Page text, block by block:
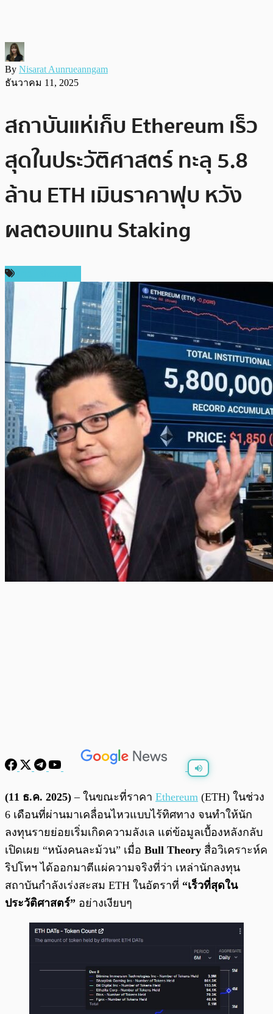
By Nisarat Aunrueanngam
ธันวาคม 11, 2025
สถาบันแห่เก็บ Ethereum เร็ว
สุดในประวัติศาสตร์ ทะลุ 5.8
ล้าน ETH เมินราคาฟุบ หวัง
ผลตอบแทน Staking
0:00
(11 ธ.ค. 2025) – ในขณะที่ราคา Ethereum (ETH) ในช่วง
6 เดือนที่ผ่านมาเคลื่อนไหวแบบไร้ทิศทาง จนทำให้นัก
ลงทุนรายย่อยเริ่มเกิดความลังเล แต่ข้อมูลเบื้องหลังกลับ
เปิดเผย “หนังคนละม้วน” เมื่อ Bull Theory สื่อวิเคราะห์ค
ริปโทฯ ได้ออกมาตีแผ่ความจริงที่ว่า เหล่านักลงทุน
สถาบันกำลังเร่งสะสม ETH ในอัตราที่ “เร็วที่สุดใน
ประวัติศาสตร์” อย่างเงียบๆ